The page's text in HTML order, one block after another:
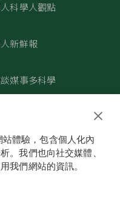
科學人觀點
新鮮報
媒事多科學
體驗，包含個人化內
。我們也向社交媒體、
我們網站的資訊。